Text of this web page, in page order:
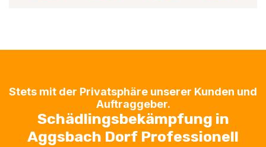
Stets mit der Privatsphäre unserer Kunden und
Auftraggeber.
Schädlingsbekämpfung in
Aggsbach Dorf Professionell